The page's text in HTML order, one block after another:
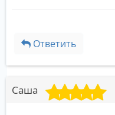
Ответить
Саша